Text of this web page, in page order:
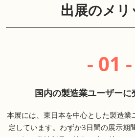
出展のメリ
- 01 -
国内の製造業ユーザーに
本展には、東日本を中心とした製造
定しています。わずか3日間の展示期